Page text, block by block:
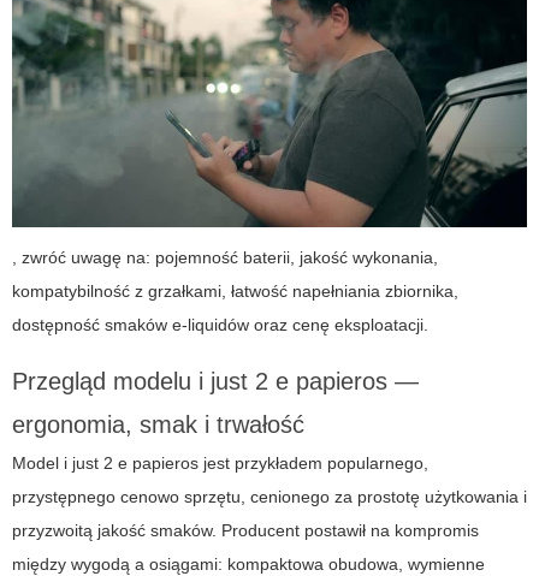
, zwróć uwagę na: pojemność baterii, jakość wykonania,
kompatybilność z grzałkami, łatwość napełniania zbiornika,
dostępność smaków e-liquidów oraz cenę eksploatacji.
Przegląd modelu i just 2 e papieros —
ergonomia, smak i trwałość
Model i just 2 e papieros jest przykładem popularnego,
przystępnego cenowo sprzętu, cenionego za prostotę użytkowania i
przyzwoitą jakość smaków. Producent postawił na kompromis
między wygodą a osiągami: kompaktowa obudowa, wymienne